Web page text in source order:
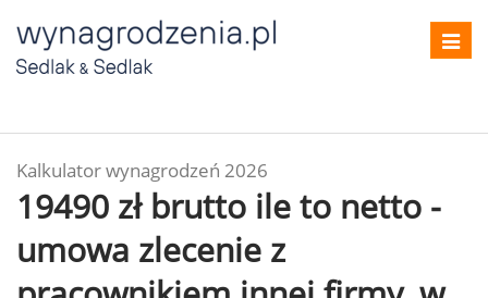
Kalkulator wynagrodzeń 2026
19490 zł brutto ile to netto -
umowa zlecenie z